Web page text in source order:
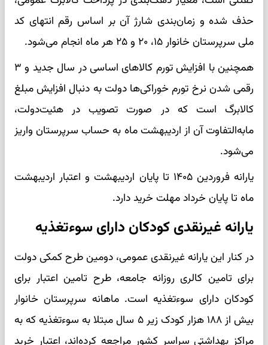
حذف شده و زمان‌بندی شارژ آن بر اساس رقم انتهای کد
ملی سرپرستان خانوار ۱۵، ۲۰ و ۲۵ هر ماه انجام می‌شود.
همچنین با افزایش تورم کالاهای اساسی در سال جدید و ۳
رقمی شدن نرخ تورم خوراکی‌ها دولت به دنبال افزایش مبلغ
کالابرگ است که در صورت تصویب در هئیت‌دولت،
مابه‌التفاوت آن از اردیبهشت ماه به حساب سرپرستان واریز
می‌شود.
یارانه فروردین ۱۴۰۵ تا پایان اردیبهشت و اعتبار اردیبهشت
ماه تا پایان خرداد مهلت خرید دارد.
یارانه غیرنقدی کودکان دارای سوءتغذیه
در کنار این یارانه غیرنقدی عمومی، دومین طرح کمکی دولت
برای تامین کالری روزانه جامعه، طرح تامین اعتبار برای
کودکان دارای سوءتغذیه است. ماهانه سرپرستان خانوار
بیش از ۱۸۸ هزار کودک زیر ۵ سال مبتلا به سوءتغذیه که به
مراکز بهداشتی سراسر کشور مراجعه کرده‌اند، اعتبار خرید